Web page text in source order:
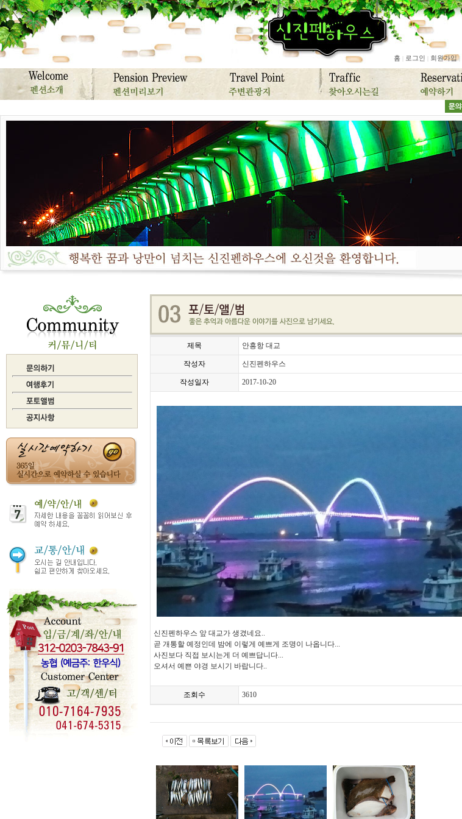
홈 로그인 회원가입|
제목 안흥항 대교
작성자 신진펜하우스
작성일자 2017-10-20
신진펜하우스 앞 대교가 생겼네요..
곧 개통할 예정인데 밤에 이렇게 예쁘게 조명이 나옵니다...
사진보다 직접 보시는게 더 예쁘답니다...
오셔서 예쁜 야경 보시기 바랍니다..
조회수 3610